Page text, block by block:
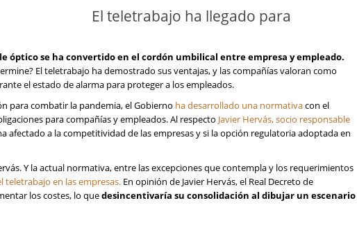
El teletrabajo ha llegado para
óptico se ha convertido en el cordón umbilical entre empresa y empleado.
El teletrabajo ha demostrado sus ventajas, y las compañías valoran como
el estado de alarma para proteger a los empleados.
para combatir la pandemia, el Gobierno ha desarrollado una normativacon el
para compañías y empleados. Al respecto Javier Hervás, socio responsable
afectado a la competitividad de las empresas y si la opción regulatoria adoptada en
Y la actual normativa, entre las excepciones que contempla y los requerimientos
en las empresas. En opinión de Javier Hervás, el Real Decreto de
los costes, lo quedesincentivaría su consolidación al dibujar un escenario